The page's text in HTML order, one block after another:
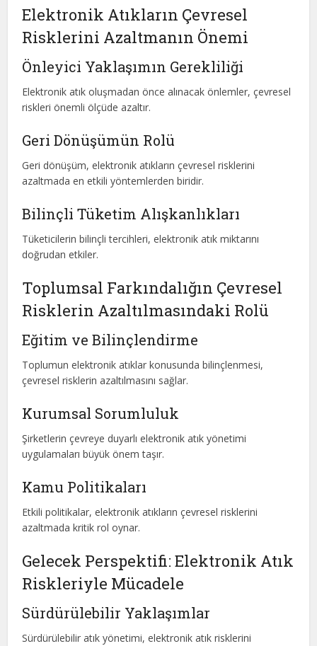
Elektronik Atıkların Çevresel
Risklerini Azaltmanın Önemi
Önleyici Yaklaşımın Gerekliliği
Elektronik atık oluşmadan önce alınacak önlemler, çevresel
riskleri önemli ölçüde azaltır.
Geri Dönüşümün Rolü
Geri dönüşüm, elektronik atıkların çevresel risklerini
azaltmada en etkili yöntemlerden biridir.
Bilinçli Tüketim Alışkanlıkları
Tüketicilerin bilinçli tercihleri, elektronik atık miktarını
doğrudan etkiler.
Toplumsal Farkındalığın Çevresel
Risklerin Azaltılmasındaki Rolü
Eğitim ve Bilinçlendirme
Toplumun elektronik atıklar konusunda bilinçlenmesi,
çevresel risklerin azaltılmasını sağlar.
Kurumsal Sorumluluk
Şirketlerin çevreye duyarlı elektronik atık yönetimi
uygulamaları büyük önem taşır.
Kamu Politikaları
Etkili politikalar, elektronik atıkların çevresel risklerini
azaltmada kritik rol oynar.
Gelecek Perspektifi: Elektronik Atık
Riskleriyle Mücadele
Sürdürülebilir Yaklaşımlar
Sürdürülebilir atık yönetimi, elektronik atık risklerini